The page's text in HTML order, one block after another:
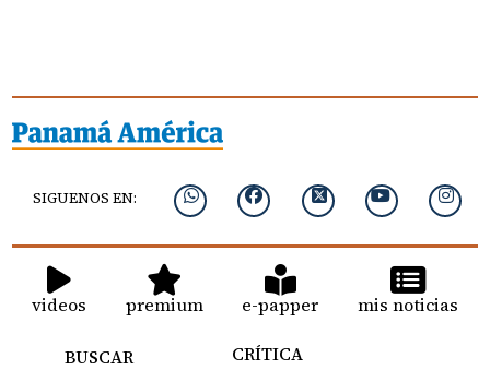
SIGUENOS EN:
videos premium e-papper mis noticias
BUSCAR
CRÍTICA